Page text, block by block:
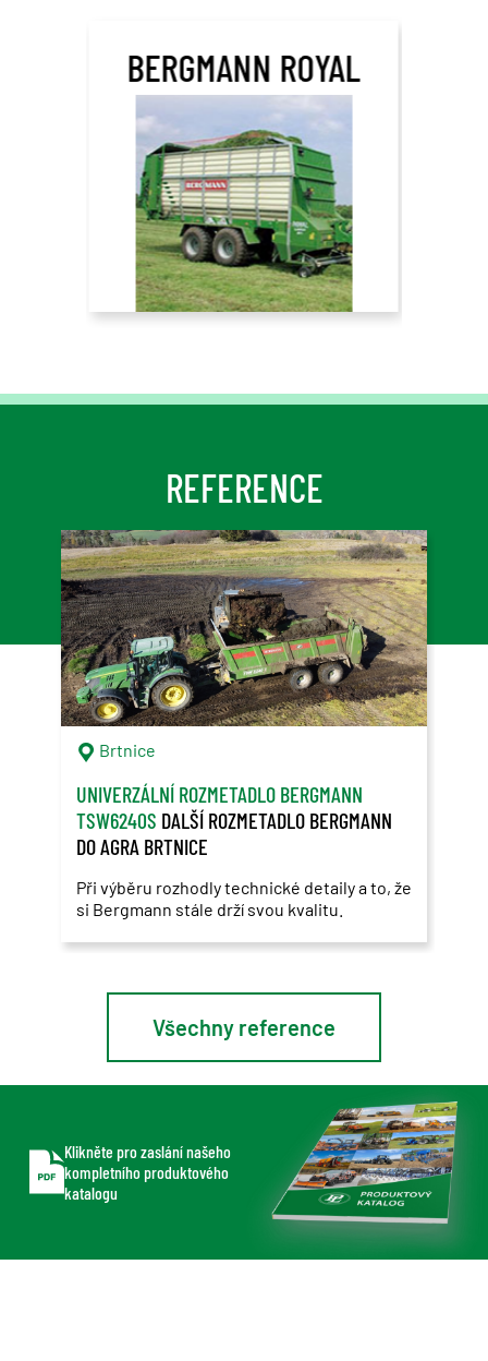
BERGMANN ROYAL
REFERENCE
Brtnice
UNIVERZÁLNÍ ROZMETADLO BERGMANN
TSW6240S
DO AGRA BRTNICE
Při výběru rozhodly technické detaily a to, že
si Bergmann stále drží svou kvalitu.
Všechny reference
Klikněte pro zaslání našeho
kompletního produktového
katalogu